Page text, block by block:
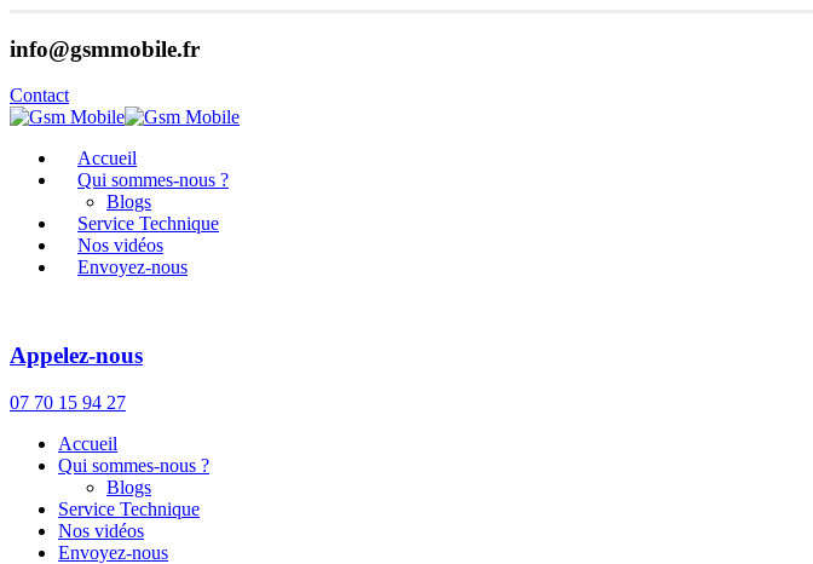
info@gsmmobile.fr
Contact
Accueil
Qui sommes-nous ?
Blogs
Service Technique
Nos vidéos
Envoyez-nous
Appelez-nous
07 70 15 94 27
Accueil
Qui sommes-nous ?
Blogs
Service Technique
Nos vidéos
Envoyez-nous